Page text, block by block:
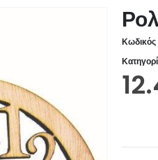
Κωδικός